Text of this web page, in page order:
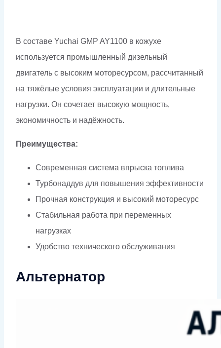
В составе Yuchai GMP AY1100 в кожухе
используется промышленный дизельный
двигатель с высоким моторесурсом, рассчитанный
на тяжёлые условия эксплуатации и длительные
нагрузки. Он сочетает высокую мощность,
экономичность и надёжность.
Преимущества:
Современная система впрыска топлива
Турбонаддув для повышения эффективности
Прочная конструкция и высокий моторесурс
Стабильная работа при переменных
нагрузках
Удобство технического обслуживания
Альтернатор